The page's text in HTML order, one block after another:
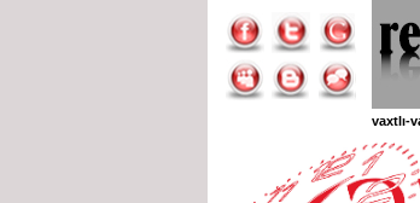
vaxtlı-